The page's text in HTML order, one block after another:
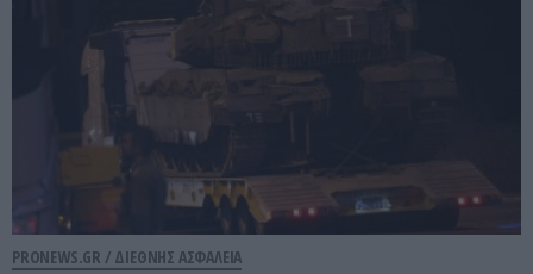
PRONEWS.GR / ΔΙΕΘΝΗΣ ΑΣΦΑΛΕΙΑ